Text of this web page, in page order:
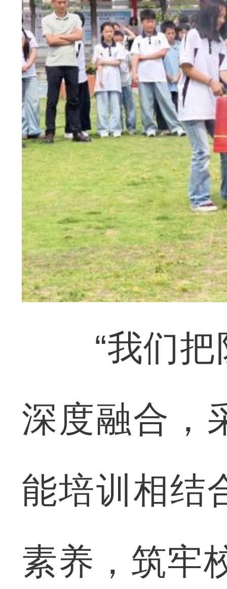
“我们把
深度融合，
能培训相结
素养，筑牢